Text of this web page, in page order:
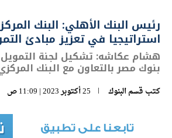
رئيس البنك الأهلي: البنك
استراتيجيا في تعزيز مبادئ
هشام عكاشه: تشكيل لجنة التمويل
بنوك مصر بالتعاون مع البنك
كتب قسم البنوك 25 أكتوبر 2023 | 11:09 ص